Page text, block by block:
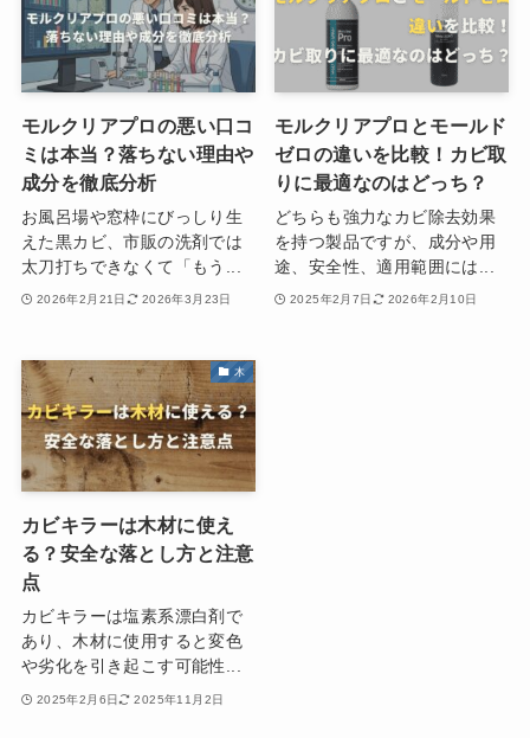
モルクリアプロの悪い口コ
ミは本当？落ちない理由や
成分を徹底分析
お風呂場や窓枠にびっしり生
えた黒カビ、市販の洗剤では
太刀打ちできなくて「もう...
2026年2月21日 2026年3月23日
モルクリアプロとモールド
ゼロの違いを比較！カビ取
りに最適なのはどっち？
どちらも強力なカビ除去効果
を持つ製品ですが、成分や用
途、安全性、適用範囲には...
2025年2月7日 2026年2月10日
木
カビキラーは木材に使え
る？安全な落とし方と注意
点
カビキラーは塩素系漂白剤で
あり、木材に使用すると変色
や劣化を引き起こす可能性...
2025年2月6日 2025年11月2日